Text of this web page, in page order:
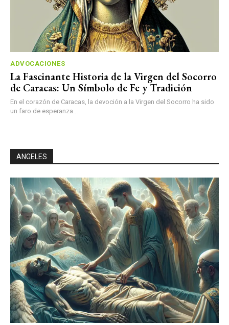
ADVOCACIONES
La Fascinante Historia de la Virgen del Socorro
de Caracas: Un Símbolo de Fe y Tradición
En el corazón de Caracas, la devoción a la Virgen del Socorro ha sido
un faro de esperanza...
ANGELES